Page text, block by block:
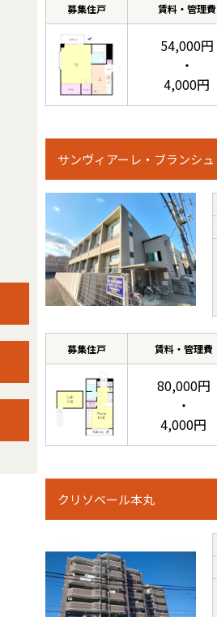
募集住戸 賃料・管理費
54,000円
・
4,000円
サンヴィアーレ・ブランシュ
募集住戸 賃料・管理費
80,000円
・
4,000円
クリソベール本丸